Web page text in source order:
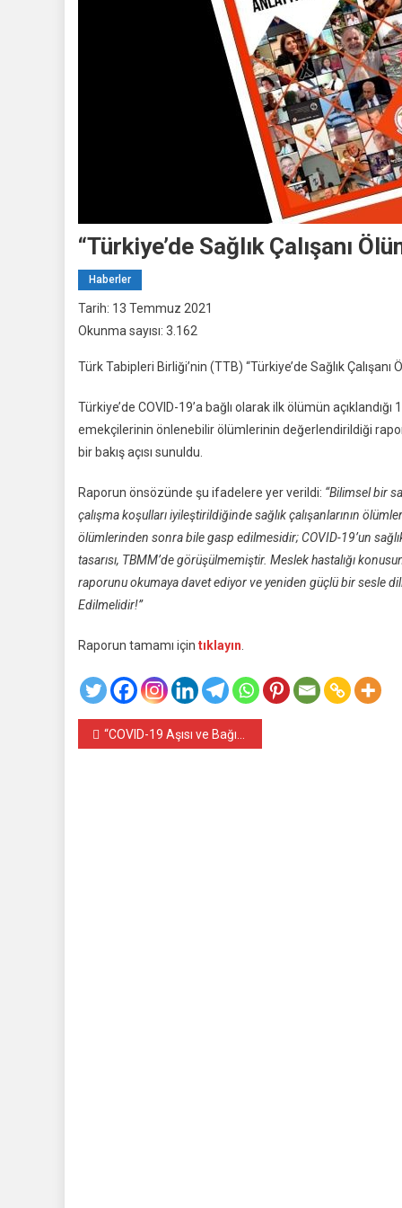
“Türkiye’de Sağlık Çalışanı
Haberler
Tarih: 13 Temmuz 2021
Okunma sayısı: 3.162
Türk Tabipleri Birliği’nin (TTB) “Türkiye’de Sağlık Çalışanı
Türkiye’de COVID-19’a bağlı olarak ilk ölümün
emekçilerinin önlenebilir ölümlerinin değerlendirildiği
bir bakış açısı sunuldu.
Raporun önsözünde şu ifadelere yer verildi: “Bilimsel bir
çalışma koşulları iyileştirildiğinde sağlık çalışanlarının
ölümlerinden sonra bile gasp edilmesidir; COVID-19’un
tasarısı, TBMM’de görüşülmemiştir. Meslek hastalığı
raporunu okumaya davet ediyor ve yeniden güçlü bir sesle
Edilmelidir!”
Raporun tamamı için tıklayın
Yazı
“COVID-19 Aşısı ve Bağışıklama Raporu” Yayımlandı